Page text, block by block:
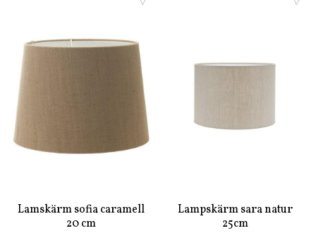
Lamskärm sofia caramell
20 cm
Lampskärm sara natur
25cm